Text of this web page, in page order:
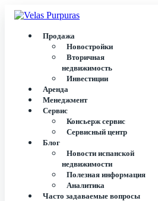
Продажа
Новостройки
Вторичная
недвижимость
Инвестиции
Аренда
Менеджмент
Сервис
Консьерж сервис
Сервисный центр
Блог
Новости испанской
недвижимости
Полезная информация
Аналитика
Часто задаваемые вопросы